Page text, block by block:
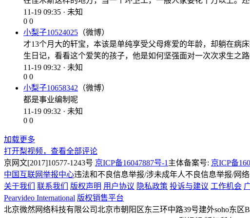
11-19 09:35 · 未知
0 0
小梨子10524025 （微博）
才13个月大的轩宝，本该是单纯享受父母疼爱的年龄，却躺在病
生日记，看看这个爱笑的孩子，他是如何坚强面对一次次求生之
11-19 09:32 · 未知
0 0
小梨子10658342 （微博）
都是事业编制呢
11-19 09:32 · 未知
0 0
加载更多
打开梨视频，查看全部评论
京网文[2017]10577-1243号 京ICP备16047887号-1 主体备案号: 京ICP备
中国互联网举报中心违法和不良信息举报/涉未成年人不良信息举报/网
关于我们
联系我们 版权声明 用户协议 隐私政策 投诉与建议 工作机会
Pearvideo International 版权销售平台
北京微然网络科技有限公司北京市朝阳区东三环中路39号建外soho东区